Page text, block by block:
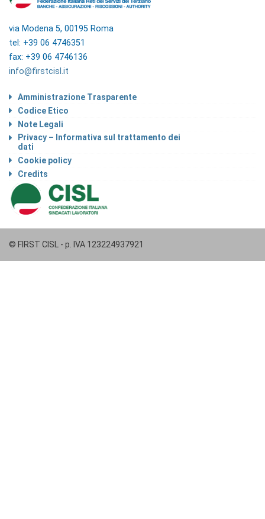
via Modena 5, 00195 Roma
tel: +39 06 4746351
fax: +39 06 4746136
info@firstcisl.it
Amministrazione Trasparente
Codice Etico
Note Legali
Privacy – Informativa sul trattamento dei
dati
Cookie policy
Credits
© FIRST CISL - p. IVA 123224937921